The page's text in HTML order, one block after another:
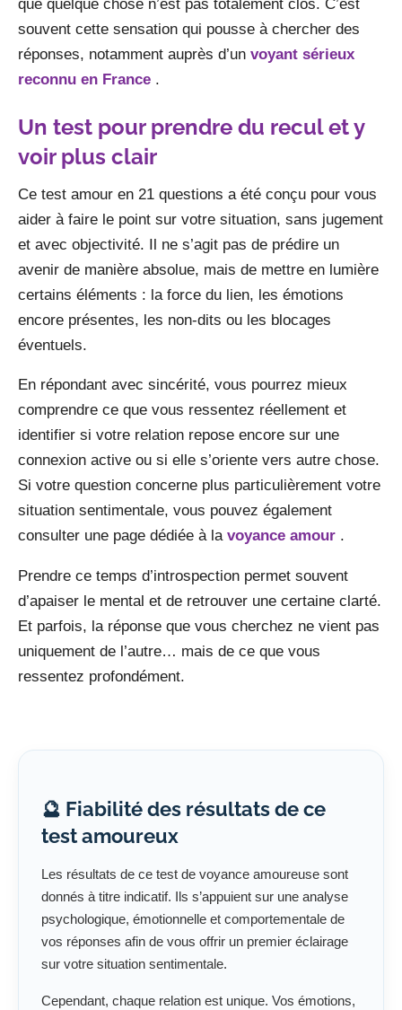
que quelque chose n’est pas totalement clos. C’est
souvent cette sensation qui pousse à chercher des
réponses, notamment auprès d’un voyant sérieux
reconnu en France .
Un test pour prendre du recul et y
voir plus clair
Ce test amour en 21 questions a été conçu pour vous
aider à faire le point sur votre situation, sans jugement
et avec objectivité. Il ne s’agit pas de prédire un
avenir de manière absolue, mais de mettre en lumière
certains éléments : la force du lien, les émotions
encore présentes, les non-dits ou les blocages
éventuels.
En répondant avec sincérité, vous pourrez mieux
comprendre ce que vous ressentez réellement et
identifier si votre relation repose encore sur une
connexion active ou si elle s’oriente vers autre chose.
Si votre question concerne plus particulièrement votre
situation sentimentale, vous pouvez également
consulter une page dédiée à la voyance amour .
Prendre ce temps d’introspection permet souvent
d’apaiser le mental et de retrouver une certaine clarté.
Et parfois, la réponse que vous cherchez ne vient pas
uniquement de l’autre… mais de ce que vous
ressentez profondément.
🔮 Fiabilité des résultats de ce
test amoureux
Les résultats de ce test de voyance amoureuse sont
donnés à titre indicatif. Ils s’appuient sur une analyse
psychologique, émotionnelle et comportementale de
vos réponses afin de vous offrir un premier éclairage
sur votre situation sentimentale.
Cependant, chaque relation est unique. Vos émotions,